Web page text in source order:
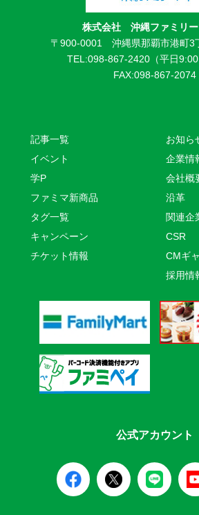
株式会社 沖縄ファミリー
〒900-0001 沖縄県那覇市港町3
TEL:098-867-2420（平日9:00
FAX:098-867-2074
記事一覧
イベント
学P
ファミマ新商品
タグ一覧
キャンペーン
チケット情報
お知ら
企業情
会社概
沿革
関連企
CSR
CMギ
採用情
公式アカウント